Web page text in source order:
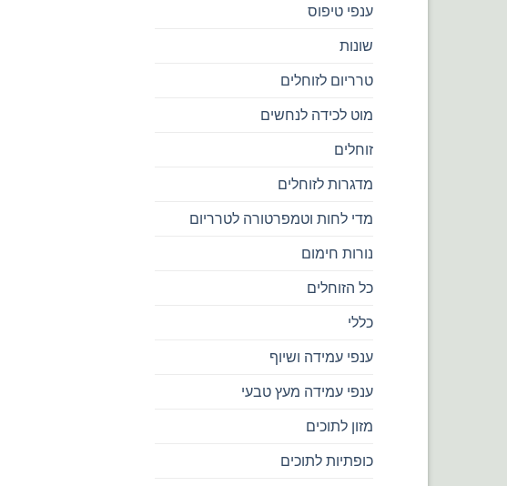
ענפי טיפוס
שונות
טרריום לזוחלים
מוט לכידה לנחשים
זוחלים
מדגרות לזוחלים
מדי לחות וטמפרטורה לטרריום
נורות חימום
כל הזוחלים
כללי
ענפי עמידה ושיוף
ענפי עמידה מעץ טבעי
מזון לתוכים
כופתיות לתוכים